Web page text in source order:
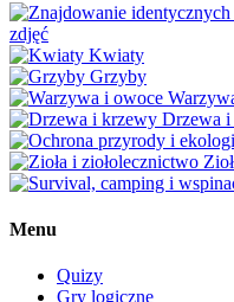
zdjęć
Kwiaty
Grzyby
Drzewa
Menu
Quizy
Gry logiczne